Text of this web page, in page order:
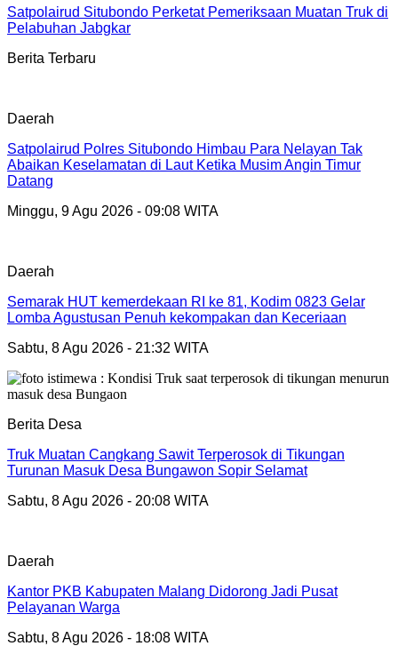
Satpolairud Situbondo Perketat Pemeriksaan Muatan Truk di
Pelabuhan Jabgkar
Berita Terbaru
Daerah
Satpolairud Polres Situbondo Himbau Para Nelayan Tak
Abaikan Keselamatan di Laut Ketika Musim Angin Timur
Datang
Minggu, 9 Agu 2026 - 09:08 WITA
Daerah
Semarak HUT kemerdekaan RI ke 81, Kodim 0823 Gelar
Lomba Agustusan Penuh kekompakan dan Keceriaan
Sabtu, 8 Agu 2026 - 21:32 WITA
Berita Desa
Truk Muatan Cangkang Sawit Terperosok di Tikungan
Turunan Masuk Desa Bungawon Sopir Selamat
Sabtu, 8 Agu 2026 - 20:08 WITA
Daerah
Kantor PKB Kabupaten Malang Didorong Jadi Pusat
Pelayanan Warga
Sabtu, 8 Agu 2026 - 18:08 WITA